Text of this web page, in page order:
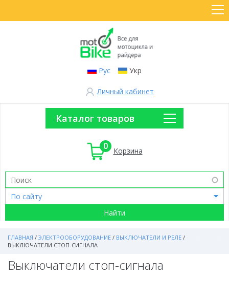
Рус Укр
Личный кабинет
Каталог товаров
0 Корзина
ГЛАВНАЯ / ЭЛЕКТРООБОРУДОВАНИЕ / ВЫКЛЮЧАТЕЛИ И РЕЛЕ /
ВЫКЛЮЧАТЕЛИ СТОП-СИГНАЛА
Выключатели стоп-сигнала